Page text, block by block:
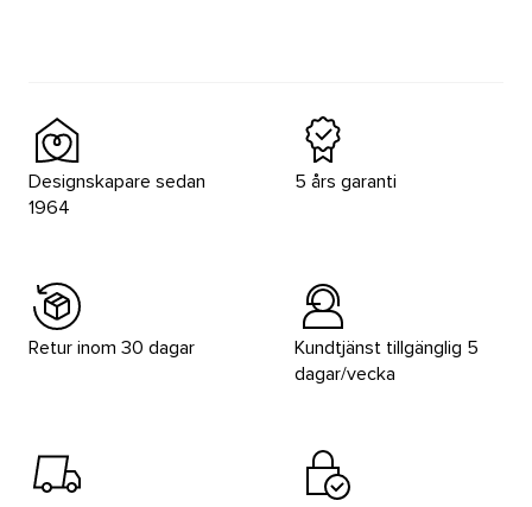
Designskapare sedan
1964
5 års garanti
Retur inom 30 dagar
Kundtjänst tillgänglig 5
dagar/vecka